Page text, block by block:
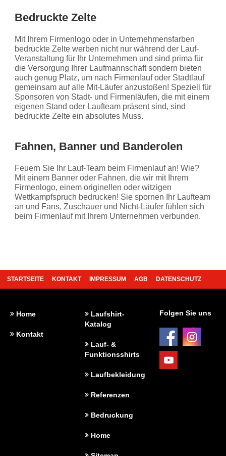
Bedruckte Zelte
Mit Ihrem Firmenlogo oder in Unternehmensfarben
bedruckte Zelte werben nicht nur während der Lauf-
Veranstaltung für Ihr Unternehmen und sind prima für
die Versorgung Ihrer Laufmannschaft sondern bieten
auch genug Platz, um nach Firmenlauf oder Stadtlauf
gemeinsam auf alle Mit-Läufer anzustoßen! Speziell für
Sponsoren von Stadt- und Firmenläufen, die mit einem
eigenen Stand oder Laufteam präsent sind, sind
bedruckte Zelte ein absolutes Muss.
Fahnen, Banner und Banderolen
Feuern Sie Ihr Lauf-Team beim Firmenlauf an! Wie?
Mit einem Banner oder Fahnen, die wir mit Ihrem
Firmenlogo, einem originellen oder witzigen
Wettkampfspruch bedrucken! Sie spornen Ihr Laufteam
an und Fans, Zuschauer und Nicht-Läufer fühlen sich
beim Firmenlauf mit Ihrem Unternehmen verbunden.
STARTSEITE KONTAKT IMPRESSUM AGB DATENSCHUTZ
Home
Kontakt
Laufshirt-
Katalog
Lauf- &
Funktionsshirts
Laufbekleidung
Referenzen
Bedruckung
Home
Folgen Sie uns